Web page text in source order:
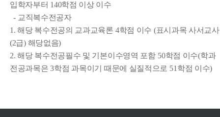
입학자부터 140학점 이상 이수
- 교직복수전공자
1. 해당 복수전공의 교과교육론 4학점 이수 (표시과목 사서교사
(2급) 해당없음)
2. 해당 복수전공필수 및 기본이수영역 포함 50학점 이수(학과
전공과목은3학점 과목이기 때문에 실질적으로 51 학점 이수)